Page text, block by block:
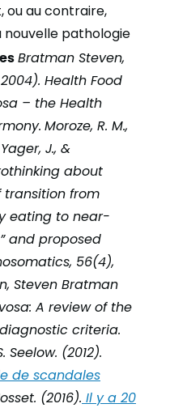
ou au contraire,
pathologie
Bratman Steven,
Health Food
– the Health
Moroze, R. M.,
J., &
about
transition from
eating to near-
and proposed
56(4),
Steven Bratman
A review of the
criteria.
Seelow. (2012).
de scandales
(2016). Il y a 20